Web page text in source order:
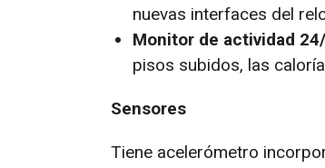
nuevas interfaces del
Monitor de actividad
pisos subidos, las
Sensores
Tiene acelerómetro